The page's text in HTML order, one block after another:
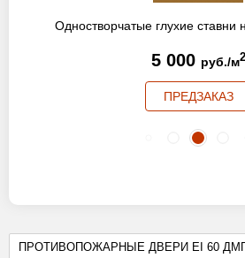
ПРОТИВОПОЖАРНЫЕ ДВЕРИ EI 60
Одностворчатые глухие ставни
5 000 руб./м2
ПРЕДЗАКАЗ